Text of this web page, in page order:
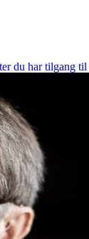
du har tilgang